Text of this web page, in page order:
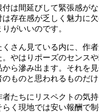
付は間延びして緊張感が
存在感が乏しく魅力に
がいいのです。
くさん見ている内に、作
。やはりポーズのセンス
ら滲み出ます。それを
ものと思われるものだけ
者たちにリスペクトの気
らく現地では安い報酬で